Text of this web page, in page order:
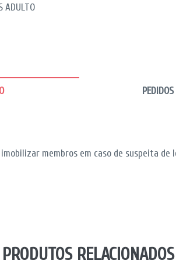
ADULTO
membros em caso de suspeita
PRODUTOS RELACIONADOS